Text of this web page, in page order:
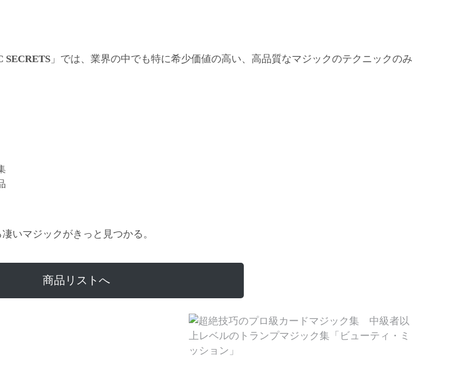
SECRETS 」では、業界の中でも特に希少価値の高い、高品質なマジックのテクニックのみ
いマジックがきっと見つかる。
商品リストへ